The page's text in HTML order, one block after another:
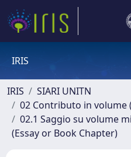
IRIS
IRIS
SIARI UNITN
02 Contributo in volume
02.1 Saggio su volume
(Essay or Book Chapter)